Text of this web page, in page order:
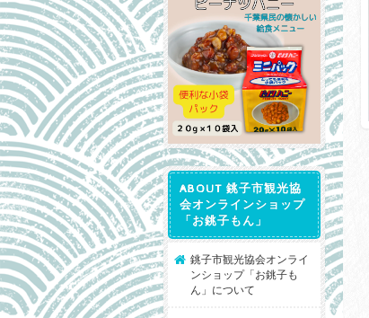
ABOUT 銚子市観光協
会オンラインショップ
「お銚子もん」
銚子市観光協会オンライ
ンショップ「お銚子も
ん」について